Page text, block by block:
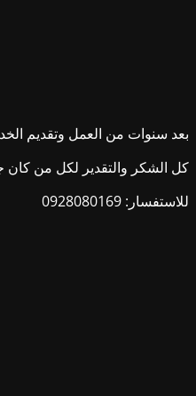
بعد سنوات من العمل وتقديم
كل الشكر والتقدير لكل من كان
للاستفسار: 0928080169